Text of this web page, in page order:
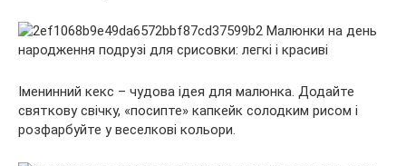
Іменинний кекс – чудова ідея для малюнка. Додайте
святкову свічку, «посипте» капкейк солодким рисом і
розфарбуйте у веселкові кольори.